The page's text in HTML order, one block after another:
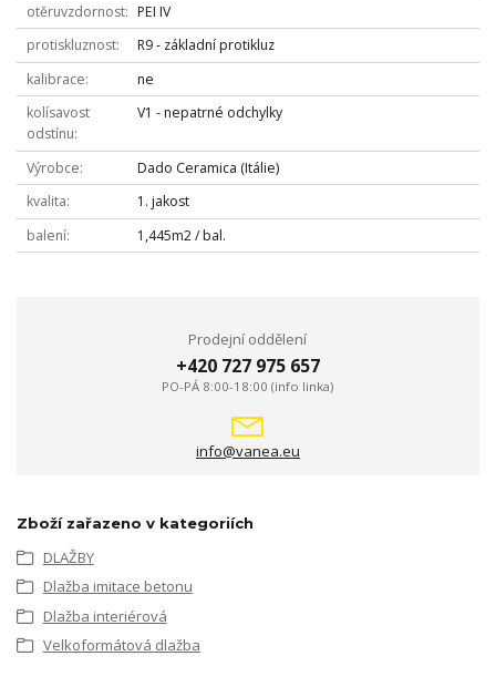
otěruvzdornost
PEI IV
protiskluznost
R9 - základní protikluz
kalibrace
ne
kolísavost
odstínu
V1 - nepatrné odchylky
Výrobce
Dado Ceramica (Itálie)
kvalita
1. jakost
balení
1,445m2 / bal.
Prodejní oddělení
+420 727 975 657
PO-PÁ 8:00-18:00 (info linka)
info@vanea.eu
Zboží zařazeno v kategoriích
DLAŽBY
Dlažba imitace betonu
Dlažba interiérová
Velkoformátová dlažba